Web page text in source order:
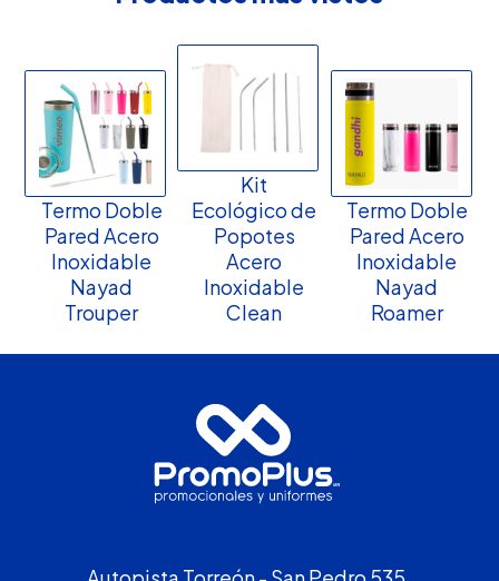
Termo Doble
Pared Acero
Inoxidable
Nayad
Trouper
Kit
Ecológico de
Popotes
Acero
Inoxidable
Clean
Termo Doble
Pared Acero
Inoxidable
Nayad
Roamer